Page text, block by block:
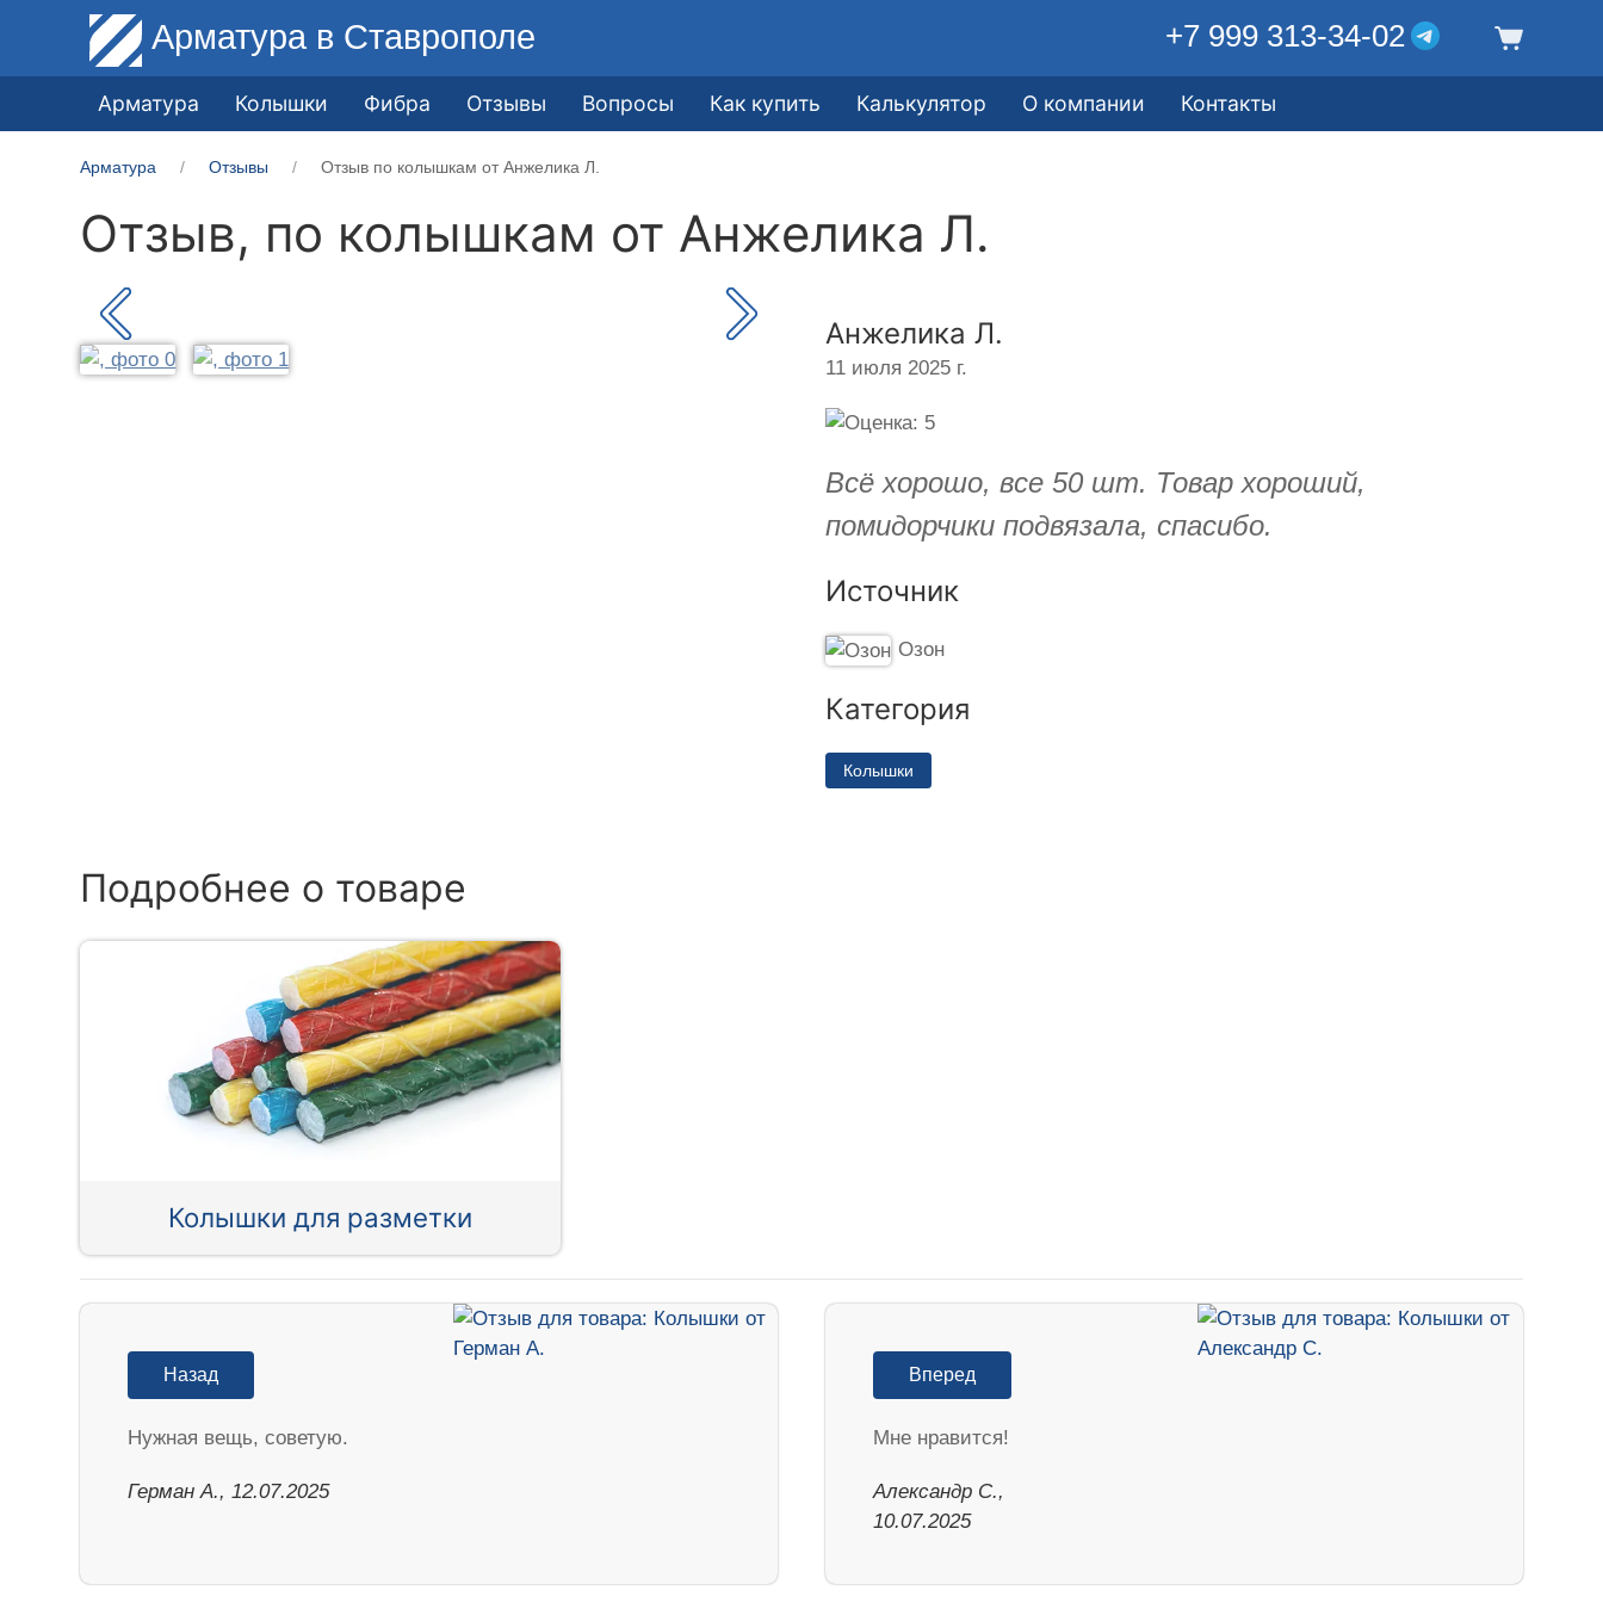
Арматура в Ставрополе +7 999 313-34-02
Арматура Колышки Фибра Отзывы Вопросы Как купить Калькулятор О компании Контакты
Арматура Отзывы Отзыв по колышкам от Анжелика Л.
Отзыв, по колышкам от Анжелика Л.
Анжелика Л.
11 июля 2025 г.
Всё хорошо, все 50 шт. Товар хороший,
помидорчики подвязала, спасибо.
Источник
Озон
Категория
Колышки
Подробнее о товаре
Колышки для разметки
Назад
Нужная вещь, советую.
Герман А., 12.07.2025
Вперед
Мне нравится!
Александр С.,
10.07.2025